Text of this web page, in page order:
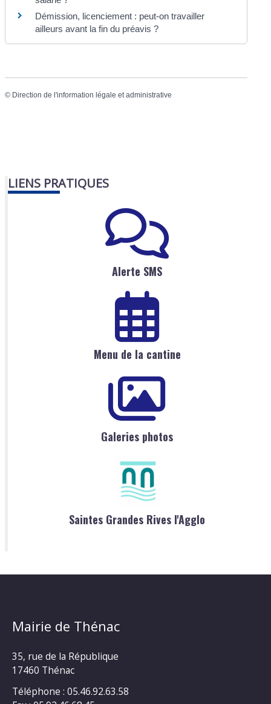
Démission, licenciement : peut-on travailler
ailleurs avant la fin du préavis ?
© Direction de l'information légale et administrative
LIENS PRATIQUES
Alerte SMS
Menu de la cantine
Galeries photos
Saintes Grandes Rives l'Agglo
Mairie de Thénac
35, rue de la République
17460 Thénac
Téléphone : 05.46.92.63.58